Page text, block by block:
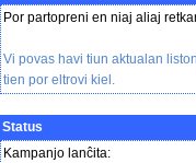
Por partopreni en niaj aliaj
Vi povas havi tiun aktualan
tien por eltrovi kiel.
Status
Kampanjo lanĉita: